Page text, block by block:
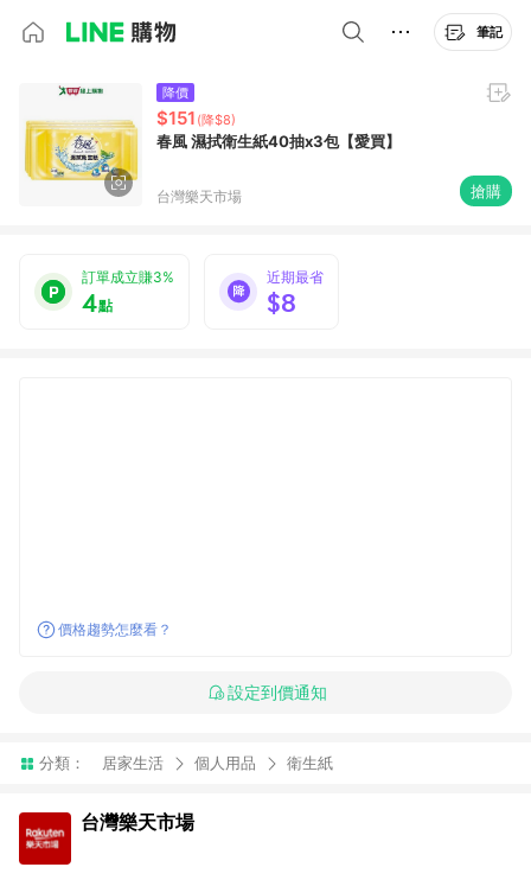
筆記
降價
$151 (降$8)
春風 濕拭衛生紙40抽x3包【愛買】
台灣樂天市場 搶購
訂單成立賺3%
4點
近期最省
$8
價格趨勢怎麼看？
設定到價通知
分類： 居家生活 個人用品 衛生紙
台灣樂天市場